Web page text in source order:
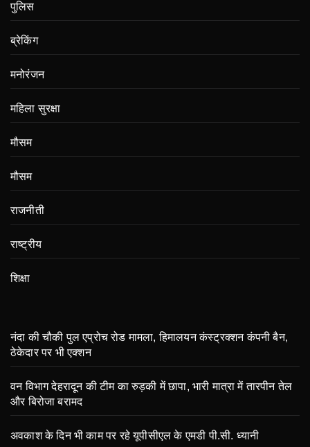
पुलिस
ब्रेकिंग
मनोरंजन
महिला सुरक्षा
मौसम
मौसम
राजनीती
राष्ट्रीय
शिक्षा
नंदा की चौकी पुल एप्रोच रोड मामला, हिमालयन कंस्ट्रक्शन कंपनी बैन,
ठेकेदार पर भी एक्शन
वन विभाग देहरादून की टीम का रुड़की में छापा, भारी मात्रा में तारपीन तेल
और बिरोजा बरामद
अवकाश के दिन भी काम पर रहे यूपीसीएल के एमडी पी.सी. ध्यानी